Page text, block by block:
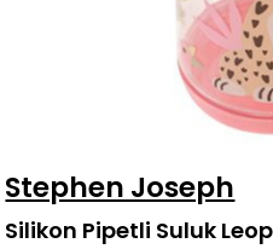
Stephen Joseph
Silikon Pipetli Suluk